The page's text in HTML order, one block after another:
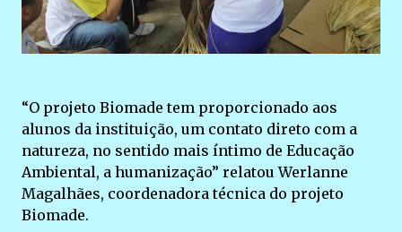
“O projeto Biomade tem proporcionado aos
alunos da instituição, um contato direto com a
natureza, no sentido mais íntimo de Educação
Ambiental, a humanização” relatou Werlanne
Magalhães, coordenadora técnica do projeto
Biomade.